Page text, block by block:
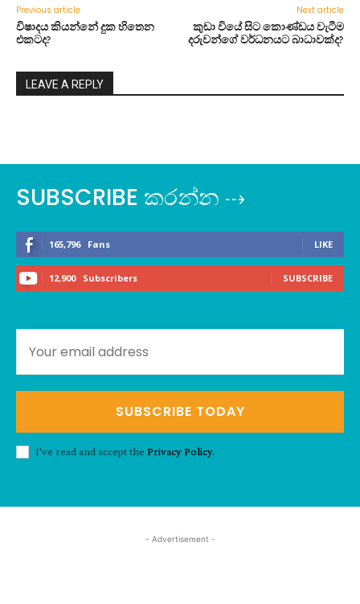
Previous article
විෂාදය කියන්නේ දුක හිතෙන
එකටද?
Next article
කුඩා වියේ සිට කොණ්ඩය වැටීම
දරුවන්ගේ වර්ධනයට බාධාවක්ද?
LEAVE A REPLY
SUBSCRIBE කරන්න ⇢
165,796 Fans LIKE
12,900 Subscribers SUBSCRIBE
SUBSCRIBE TODAY
I've read and accept the Privacy Policy.
- Advertisement -